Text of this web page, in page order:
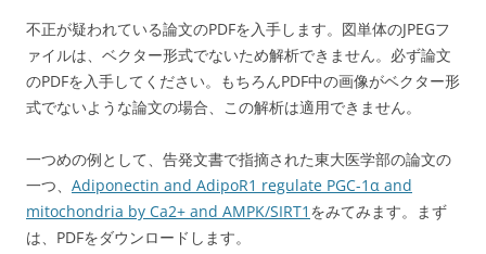
不正が疑われている論文のPDFを入手します。図単体のJPEGフ
ァイルは、ベクター形式でないため解析できません。必ず論文
のPDFを入手してください。もちろんPDF中の画像がベクター形
式でないような論文の場合、この解析は適用できません。
一つめの例として、告発文書で指摘された東大医学部の論文の
一つ、 Adiponectin and AdipoR1 regulate PGC-1α and
mitochondria by Ca2+ and AMPK/SIRT1 をみてみます。まず
は、PDFをダウンロードします。